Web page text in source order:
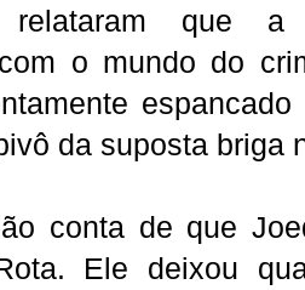
relataram que
o mundo do
da suposta briga
conta de que
Ele deixou